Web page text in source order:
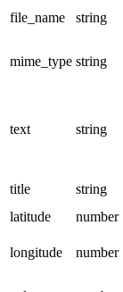
file_name string
mime_type string
text string
title
string
latitude
number
longitude
number